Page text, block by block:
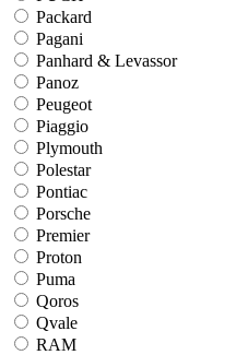
Packard
Pagani
Panhard & Levassor
Panoz
Peugeot
Piaggio
Plymouth
Polestar
Pontiac
Porsche
Premier
Proton
Puma
Qoros
Qvale
RAM